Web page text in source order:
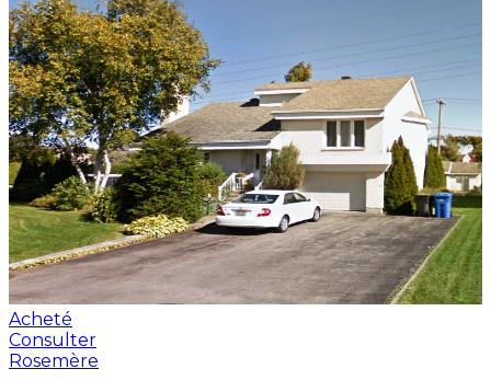
Acheté
Consulter
Rosemère